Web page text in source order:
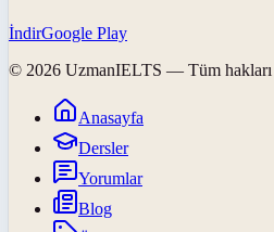
İndirGoogle Play
© 2026 UzmanIELTS — Tüm hakları
Anasayfa
Dersler
Yorumlar
Blog